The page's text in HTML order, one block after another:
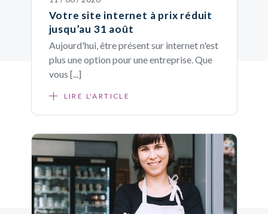
Votre site internet à prix réduit
jusqu’au 31 août
Aujourd'hui, être présent sur internet n'est
plus une option pour une entreprise. Que
vous [...]
LIRE L'ARTICLE